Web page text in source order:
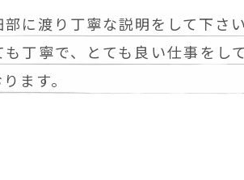
に渡り丁寧な説明をして下さい
も丁寧で、とても良い仕事をし
ます。